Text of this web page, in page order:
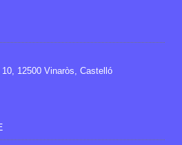
12500 Vinaròs, Castelló